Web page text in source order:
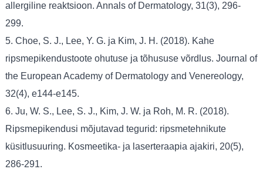
allergiline reaktsioon. Annals of Dermatology, 31(3), 296-
299.
5. Choe, S. J., Lee, Y. G. ja Kim, J. H. (2018). Kahe
ripsmepikendustoote ohutuse ja tõhususe võrdlus. Journal of
the European Academy of Dermatology and Venereology,
32(4), e144-e145.
6. Ju, W. S., Lee, S. J., Kim, J. W. ja Roh, M. R. (2018).
Ripsmepikendusi mõjutavad tegurid: ripsmetehnikute
küsitlusuuring. Kosmeetika- ja laserteraapia ajakiri, 20(5),
286-291.